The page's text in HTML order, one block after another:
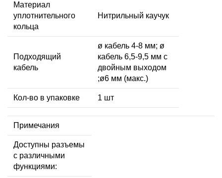
Материал
уплотнительного
кольца
Нитрильный каучук
Подходящий
кабель
ø кабель 4-8 мм; ø
кабель 6,5-9,5 мм с
двойным выходом
;ø6 мм (макс.)
Кол-во в упаковке 1 шт
Примечания
Доступны разъемы
с различными
функциями: